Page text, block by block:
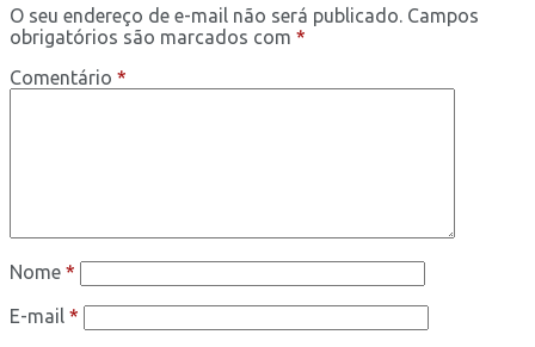
O seu endereço de e-mail não será publicado. Campos
obrigatórios são marcados com *
Comentário *
Nome *
E-mail *